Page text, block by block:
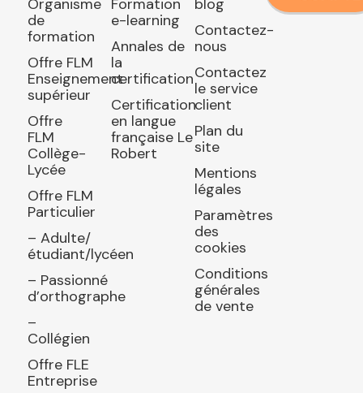
Organisme
de
formation
Offre FLM
Enseignement
supérieur
Offre
FLM
Collège-
Lycée
Offre FLM
Particulier
– Adulte/
étudiant/lycéen
– Passionné
d’orthographe
–
Collégien
Offre FLE
Entreprise
Formation
e-learning
Annales de
la
certification
Certification
en langue
française Le
Robert
blog
Contactez-
nous
Contactez
le service
client
Plan du
site
Mentions
légales
Paramètres
des
cookies
Conditions
générales
de vente